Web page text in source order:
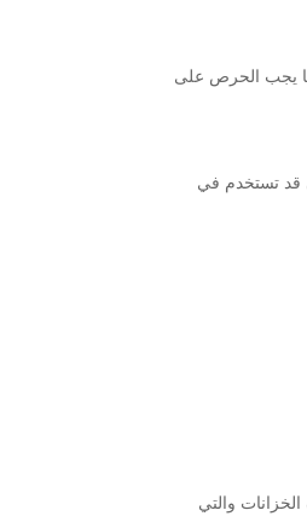
كما يجب الحرص على
قد تستخدم في
والتي